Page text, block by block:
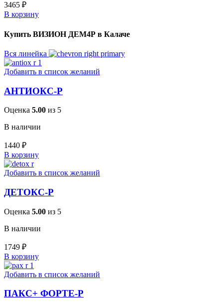
3465 ₽
В корзину
Купить ВИЗИОН ДЕМ4Р в Калаче
Вся линейка
Добавить в список желаний
АНТИОКС-Р
Оценка 5.00 из 5
В наличии
1440 ₽
В корзину
Добавить в список желаний
ДЕТОКС-Р
Оценка 5.00 из 5
В наличии
1749 ₽
В корзину
Добавить в список желаний
ПАКС+ ФОРТЕ-Р